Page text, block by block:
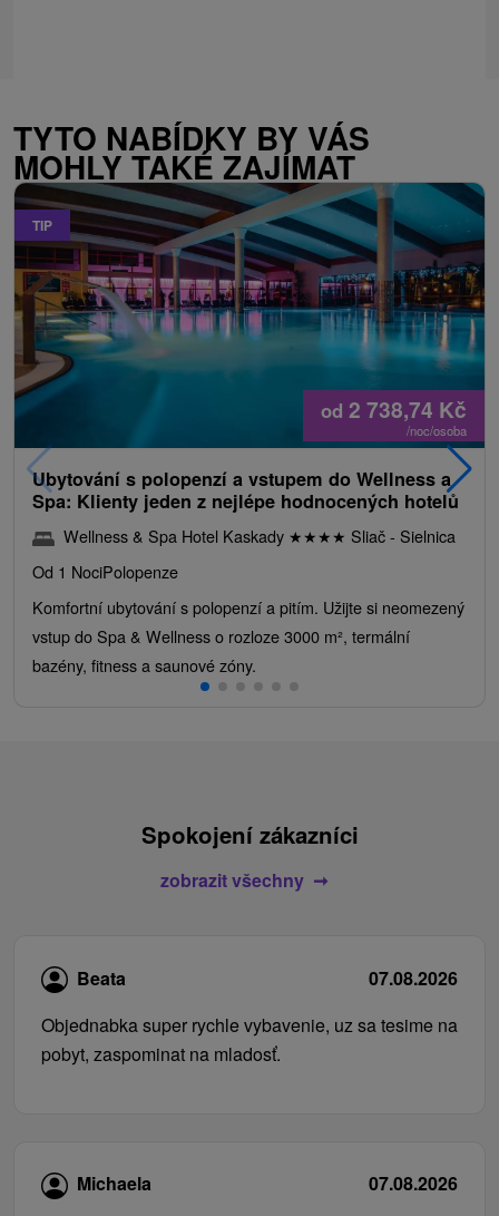
TYTO NABÍDKY BY VÁS
MOHLY TAKÉ ZAJÍMAT
TIP
od 2 738,74 Kč
/noc/osoba
Ubytování s polopenzí a vstupem do Wellness a
Spa: Klienty jeden z nejlépe hodnocených hotelů
Wellness & Spa Hotel Kaskady ★★★★ Sliač - Sielnica
Od 1 NociPolopenze
Komfortní ubytování s polopenzí a pitím. Užijte si neomezený
vstup do Spa & Wellness o rozloze 3000 m², termální
bazény, fitness a saunové zóny.
Spokojení zákazníci
zobrazit všechny
Beata
07.08.2026
Objednabka super rychle vybavenie, uz sa tesime na
pobyt, zaspominat na mladosť.
Michaela
07.08.2026